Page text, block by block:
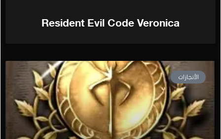
Resident Evil Code Veronica
الأنجازات